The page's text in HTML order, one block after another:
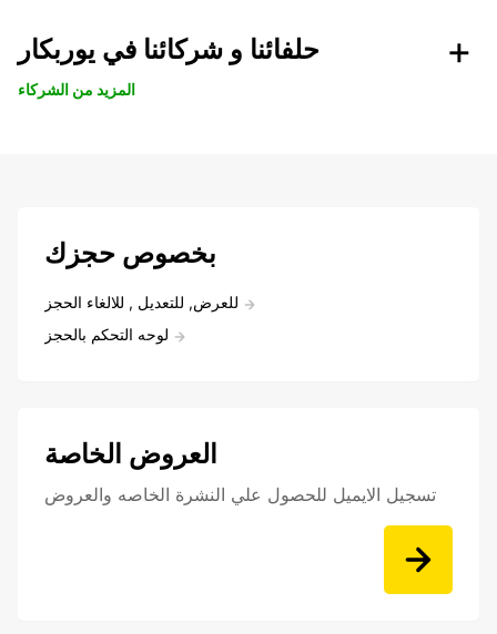
حلفائنا و شركائنا في يوربكار
المزيد من الشركاء
بخصوص حجزك
للعرض, للتعديل , للالغاء الحجز
لوحه التحكم بالحجز
العروض الخاصة
تسجيل الايميل للحصول علي النشرة الخاصه والعروض